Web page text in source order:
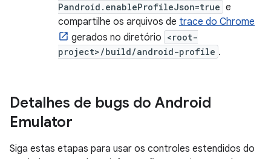
Pandroid.enableProfileJson=true e
compartilhe os arquivos de trace do Chrome
gerados no diretório <root-
project>/build/android-profile .
Detalhes de bugs do Android
Emulator
Siga estas etapas para usar os controles estendidos do